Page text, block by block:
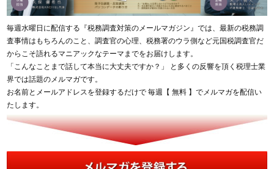
毎週水曜日に配信する『税務調査対策のメールマガジン』では、最新の税務調
査事情はもちろんのこと、調査官の心理、税務署のウラ側など元国税調査官だ
からこそ語れるマニアックなテーマまでをお届けします。
「こんなことまで話して本当に大丈夫ですか？」 と多くの反響を頂く税理士業
界では話題のメルマガです。
お名前とメールアドレスを登録するだけで 毎週【 無料 】でメルマガを配信い
たします。